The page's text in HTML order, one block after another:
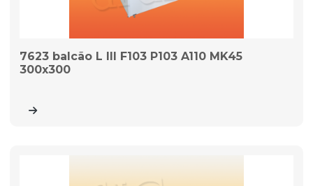
7623 balcão L III F103 P103 A110 MK45
300x300